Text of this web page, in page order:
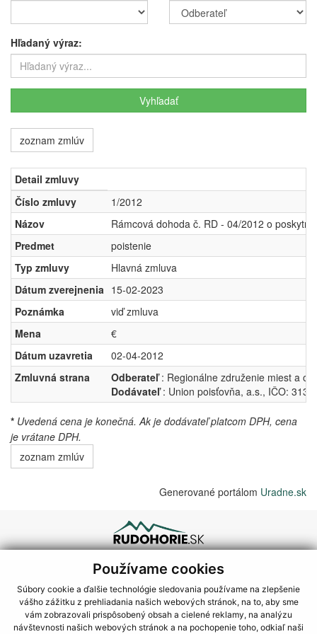
Používame cookies
Súbory cookie a ďalšie technológie sledovania používame na zlepšenie
vášho zážitku z prehliadania našich webových stránok, na to, aby sme
vám zobrazovali prispôsobený obsah a cielené reklamy, na analýzu
návštevnosti našich webových stránok a na pochopenie toho, odkiaľ naši
Hľadaný výraz:
zoznam zmlúv
Detail zmluvy
Číslo zmluvy
1/2012
Názov
Rámcová dohoda č. RD - 04/2012 o
Predmet
poistenie
Typ zmluvy
Hlavná zmluva
Dátum zverejnenia 15-02-2023
Poznámka
viď zmluva
Mena
€
Dátum uzavretia
02-04-2012
Zmluvná strana
Odberateľ: Regionálne združenie miest a
Dodávateľ: Union poisťovňa, a.s., IČO:
* Uvedená cena je konečná. Ak je dodávateľ platcom DPH, cena
je vrátane DPH.
zoznam zmlúv
Generované portálom Uradne.sk
Dokumenty
Zverejňovanie
Projekty